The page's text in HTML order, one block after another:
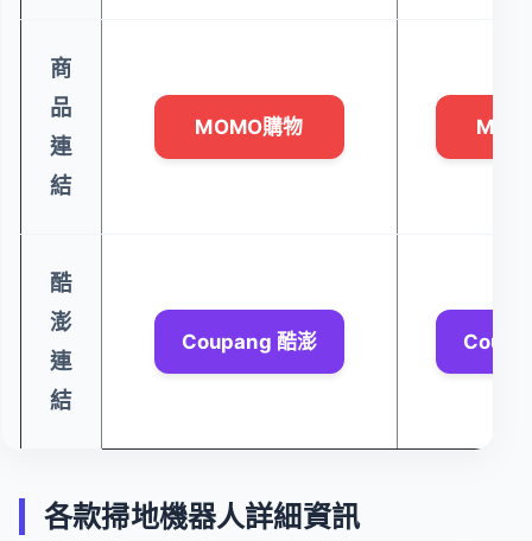
商
品
連
結
MOMO購物
酷
澎
連
結
Coupang 酷澎
各款掃地機器人詳細資訊